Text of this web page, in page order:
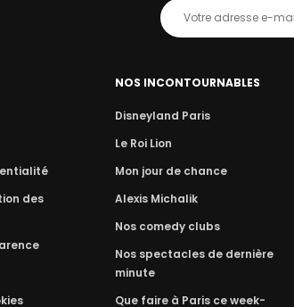
des
NOS INCONTOURNABLES
Disneyland Paris
Le Roi Lion
Mon jour de chance
Alexis Michalik
Nos comedy clubs
Nos spectacles de dernière
minute
Que faire à Paris ce week-